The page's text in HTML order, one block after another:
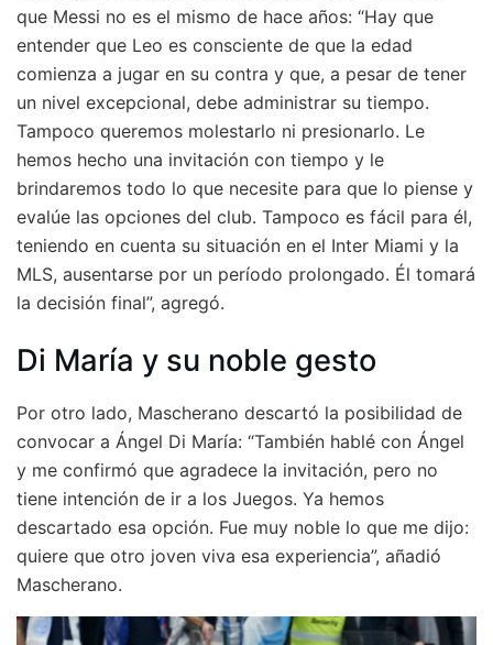
que Messi no es el mismo de hace años: “Hay que
entender que Leo es consciente de que la edad
comienza a jugar en su contra y que, a pesar de tener
un nivel excepcional, debe administrar su tiempo.
Tampoco queremos molestarlo ni presionarlo. Le
hemos hecho una invitación con tiempo y le
brindaremos todo lo que necesite para que lo piense y
evalúe las opciones del club. Tampoco es fácil para él,
teniendo en cuenta su situación en el Inter Miami y la
MLS, ausentarse por un período prolongado. Él tomará
la decisión final”, agregó.
Di María y su noble gesto
Por otro lado, Mascherano descartó la posibilidad de
convocar a Ángel Di María: “También hablé con Ángel
y me confirmó que agradece la invitación, pero no
tiene intención de ir a los Juegos. Ya hemos
descartado esa opción. Fue muy noble lo que me dijo:
quiere que otro joven viva esa experiencia”, añadió
Mascherano.